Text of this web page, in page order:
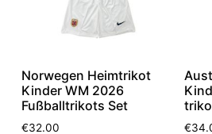
Norwegen Heimtrikot
Kinder WM 2026
Fußballtrikots Set
€32.00 €